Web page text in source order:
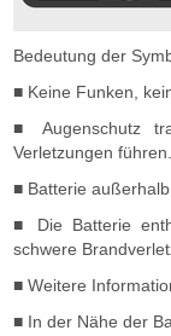
Bedeutung der
■ Keine Funken,
■ Augenschutz
Verletzungen führen.
■ Batterie
■ Die Batterie
schwere
■ Weitere
■ In der Nähe der